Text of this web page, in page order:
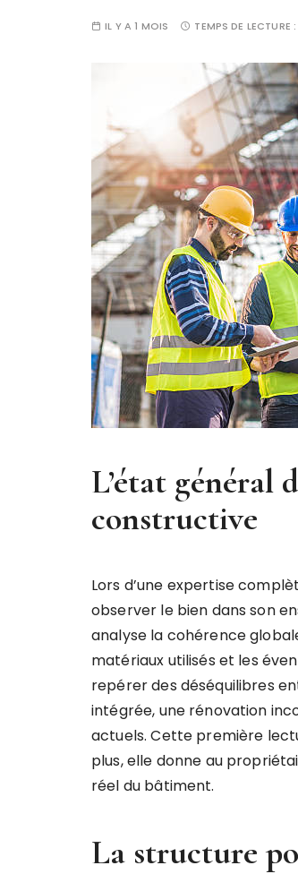
IL Y A 1 MOIS TEMPS DE LECTURE :
L’état général
constructive
Lors d’une expertise
observer le bien dans son
analyse la cohérence
matériaux utilisés et les
repérer des déséquilibres
intégrée, une rénovation
actuels. Cette première
plus, elle donne au
réel du bâtiment.
La structure